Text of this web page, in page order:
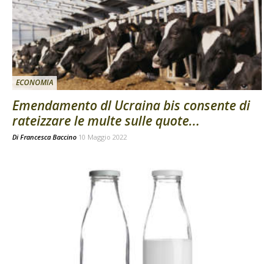
ECONOMIA
Emendamento dl Ucraina bis consente di
rateizzare le multe sulle quote...
Di Francesca Baccino 10 Maggio 2022